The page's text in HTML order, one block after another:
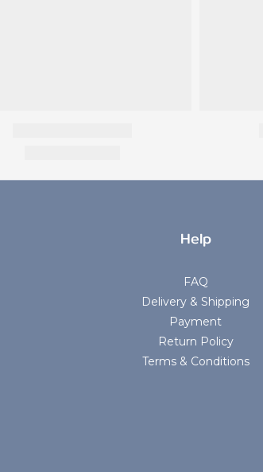
Help
FAQ
Delivery & Shipping
Payment
Return Policy
Terms & Conditions